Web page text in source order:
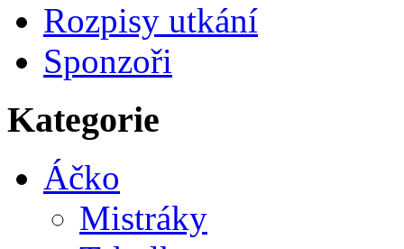
Rozpisy utkání
Sponzoři
Kategorie
Áčko
Mistráky